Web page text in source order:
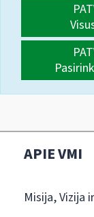
APIE VMI
Misija, Vizija